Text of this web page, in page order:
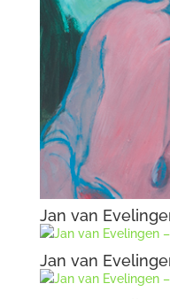
Jan van
Jan van